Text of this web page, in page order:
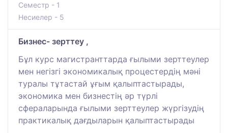
Семестр - 1
Несиелер - 5
Бизнес- зерттеу ,
Бұл курс магистранттарда ғылыми зерттеулер
мен негізгі экономикалық процестердің мәні
туралы тұтастай ұғым қалыптастырады,
экономика мен бизнестің әр түрлі
сфераларында ғылыми зерттеулер жүргізудің
практикалық дағдыларын қалыптастырады